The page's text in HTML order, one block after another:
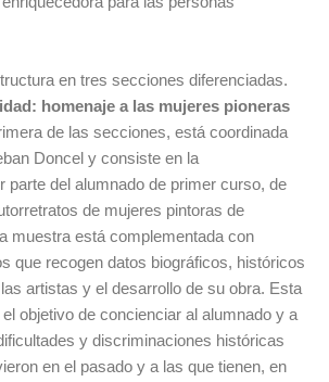
en tres secciones diferenciadas.
homenaje a las mujeres pioneras
de las secciones, está coordinada
Doncel y consiste en la
parte del alumnado de primer curso, de
de mujeres pintoras de
muestra está complementada con
que recogen datos biográficos, históricos
artistas y el desarrollo de su obra. Esta
objetivo de concienciar al alumnado y a
y discriminaciones históricas
en el pasado y a las que tienen, en